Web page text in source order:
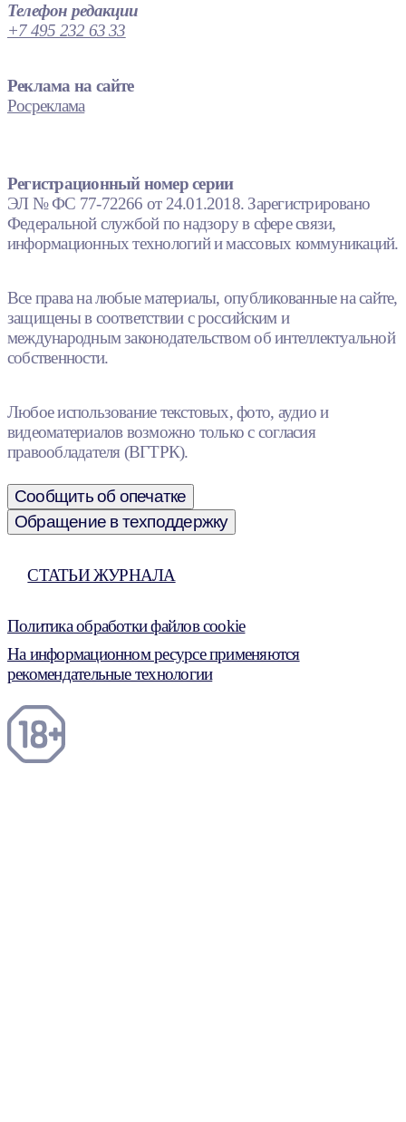
Телефон редакции
+7 495 232 63 33
Реклама на сайте
Росреклама
Регистрационный номер серии
ЭЛ № ФС 77-72266 от 24.01.2018. Зарегистрировано
Федеральной службой по надзору в сфере связи,
информационных технологий и массовых коммуникаций.
Все права на любые материалы, опубликованные на сайте,
защищены в соответствии с российским и
международным законодательством об интеллектуальной
собственности.
Любое использование текстовых, фото, аудио и
видеоматериалов возможно только с согласия
правообладателя (ВГТРК).
Сообщить об опечатке
Обращение в техподдержку
СТАТЬИ ЖУРНАЛА
Политика обработки файлов cookie
На информационном ресурсе применяются
рекомендательные технологии